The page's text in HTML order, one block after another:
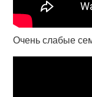
Очень слабые